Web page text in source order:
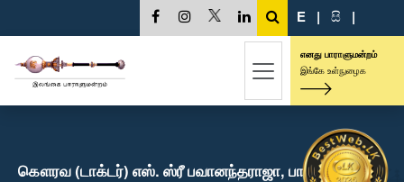
E | සි |
எனது பாராளுமன்றம்
இங்கே உள்நுழைக
கௌரவ (டாக்டர்) எஸ். ஸ்ரீ பவானந்தராஜா, பா.உ.